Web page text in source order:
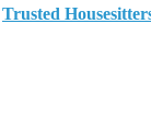
Trusted